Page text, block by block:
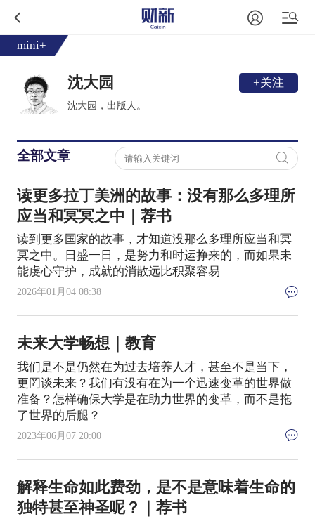
mini+
沈大园 +关注
沈大园，出版人。
全部文章
读更多拉丁美洲的故事：没有那么多理所
应当和冥冥之中｜荐书
读到更多国家的故事，才知道没那么多理所应当和冥
冥之中。日盛一日，是努力和时运挣来的，而如果未
能虔心守护，成就的消散远比积聚容易
2026年01月04 08:38
未来大学畅想｜教育
我们是不是仍然在为过去培养人才，甚至不是当下，
更罔谈未来？我们有没有在为一个迅速变革的世界做
准备？怎样确保大学是在助力世界的变革，而不是拖
了世界的后腿？
2023年06月07 20:00
解释生命如此费劲，是不是意味着生命的
独特甚至神圣呢？｜荐书